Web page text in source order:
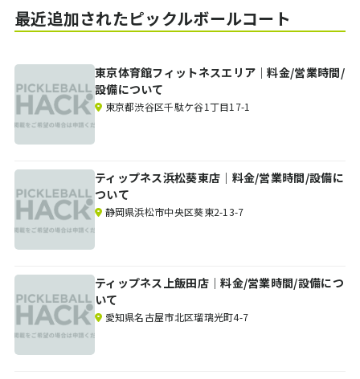
最近追加されたピックルボールコート
東京体育館フィットネスエリア｜料金/営業時間/
設備について
東京都渋谷区千駄ケ谷1丁目17-1
ティップネス浜松葵東店｜料金/営業時間/設備に
ついて
静岡県浜松市中央区葵東2-13-7
ティップネス上飯田店｜料金/営業時間/設備につ
いて
愛知県名古屋市北区瑠璃光町4-7